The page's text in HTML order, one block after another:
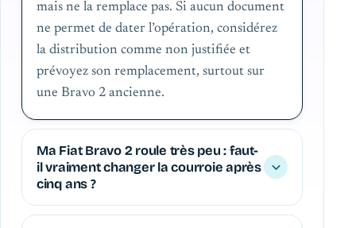
mais ne la remplace pas. Si aucun document
ne permet de dater l’opération, considérez
la distribution comme non justifiée et
prévoyez son remplacement, surtout sur
une Bravo 2 ancienne.
Ma Fiat Bravo 2 roule très peu : faut-
il vraiment changer la courroie après
cinq ans ?